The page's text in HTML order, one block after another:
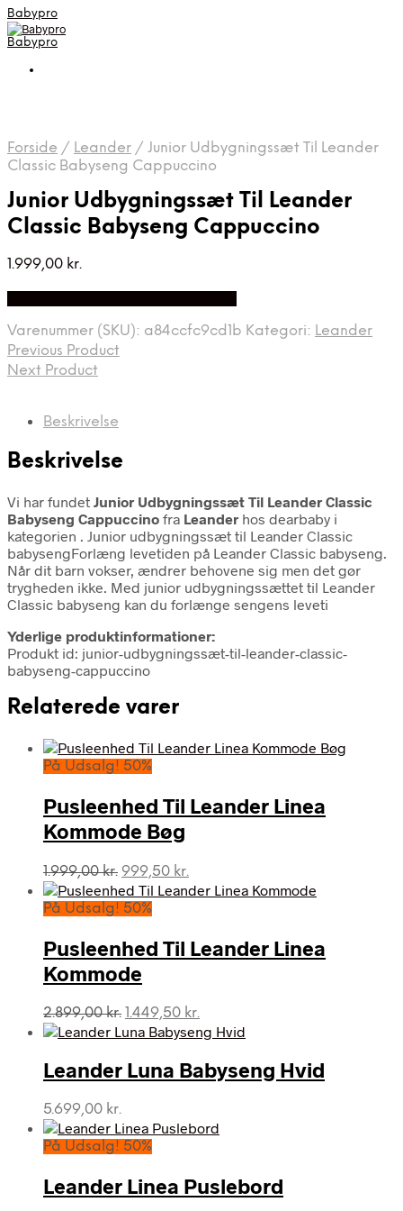
Babypro
Babypro
Forside / Leander / Junior Udbygningssæt Til Leander
Classic Babyseng Cappuccino
Junior Udbygningssæt Til Leander
Classic Babyseng Cappuccino
1.999,00 kr.
Varenummer (SKU): a84ccfc9cd1b Kategori: Leander
Previous Product
Next Product
Beskrivelse
Beskrivelse
Vi har fundet Junior Udbygningssæt Til Leander Classic
Babyseng Cappuccino fra Leander hos dearbaby i
kategorien . Junior udbygningssæt til Leander Classic
babysengForlæng levetiden på Leander Classic babyseng.
Når dit barn vokser, ændrer behovene sig men det gør
trygheden ikke. Med junior udbygningssættet til Leander
Classic babyseng kan du forlænge sengens leveti
Yderlige produktinformationer:
Produkt id: junior-udbygningssæt-til-leander-classic-
babyseng-cappuccino
Relaterede varer
På Udsalg! 50%
Pusleenhed Til Leander Linea
Kommode Bøg
1.999,00kr. Den
oprindelige
pris
1.999,00 kr..
999,50 kr.
aktuelle
999,50 kr..
På Udsalg! 50%
Pusleenhed Til Leander Linea
Kommode
2.899,00kr. Den
oprindelige
var:
2.899,00 kr..
1.449,50 kr.
aktuelle
er:
1.449,50 kr..
Leander Luna Babyseng Hvid
5.699,00 kr.
På Udsalg! 50%
Leander Linea Puslebord